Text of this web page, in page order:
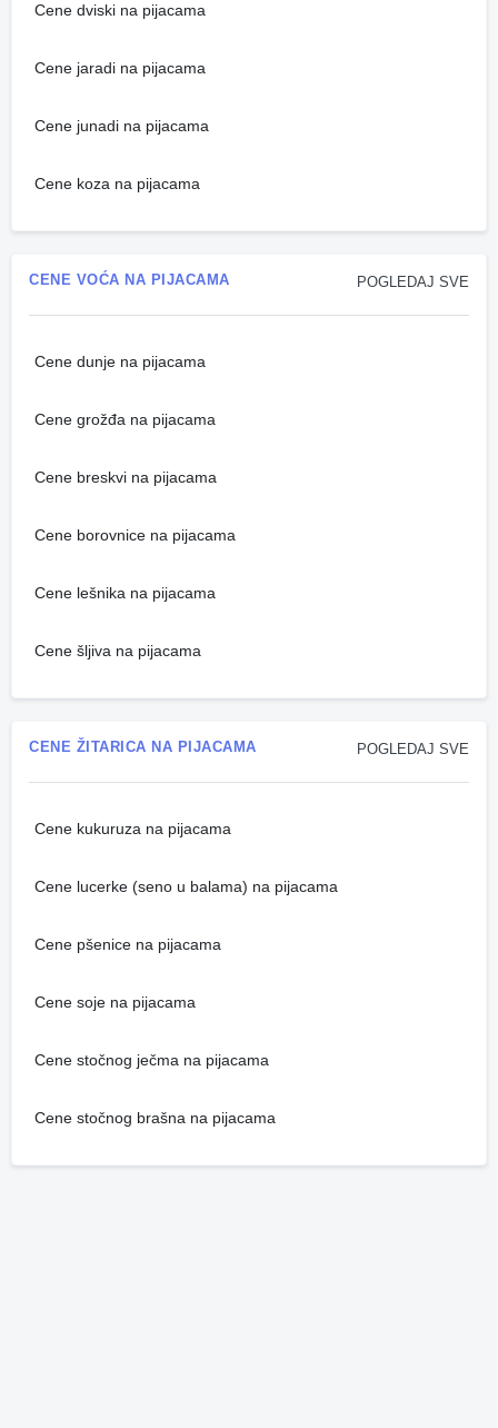
Cene dviski na pijacama
Cene jaradi na pijacama
Cene junadi na pijacama
Cene koza na pijacama
POGLEDAJ SVE
CENE VOĆA NA PIJACAMA
Cene dunje na pijacama
Cene grožđa na pijacama
Cene breskvi na pijacama
Cene borovnice na pijacama
Cene lešnika na pijacama
Cene šljiva na pijacama
POGLEDAJ SVE
CENE ŽITARICA NA PIJACAMA
Cene kukuruza na pijacama
Cene lucerke (seno u balama) na pijacama
Cene pšenice na pijacama
Cene soje na pijacama
Cene stočnog ječma na pijacama
Cene stočnog brašna na pijacama